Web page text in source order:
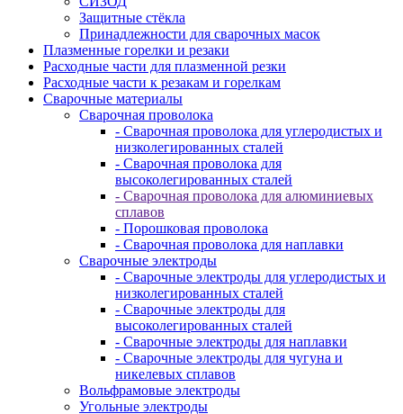
Защитные стёкла
Принадлежности для сварочных масок
Плазменные горелки и резаки
Расходные части для плазменной резки
Расходные части к резакам и горелкам
Сварочные материалы
Сварочная проволока
- Сварочная проволока для углеродистых и
низколегированных сталей
- Сварочная проволока для
высоколегированных сталей
- Сварочная проволока для алюминиевых
сплавов
- Порошковая проволока
- Сварочная проволока для наплавки
Сварочные электроды
- Сварочные электроды для углеродистых и
низколегированных сталей
- Сварочные электроды для
высоколегированных сталей
- Сварочные электроды для наплавки
- Сварочные электроды для чугуна и
никелевых сплавов
Вольфрамовые электроды
Угольные электроды